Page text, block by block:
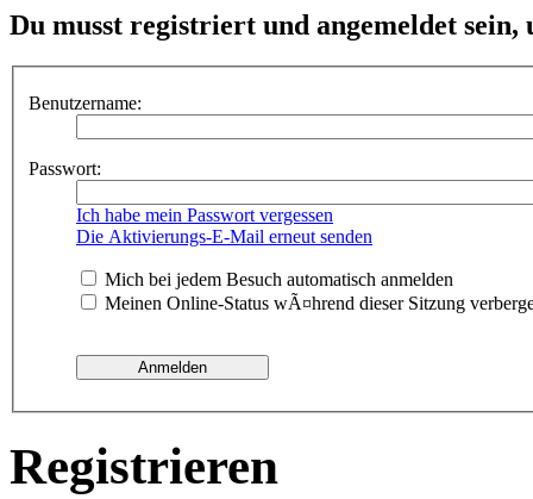
Du musst registriert und angemeldet sein,
Benutzername:
Passwort:
Ich habe mein Passwort vergessen
Die Aktivierungs-E-Mail erneut senden
Mich bei jedem Besuch automatisch anmelden
Meinen Online-Status wÃ¤hrend dieser Sitzung
Registrieren